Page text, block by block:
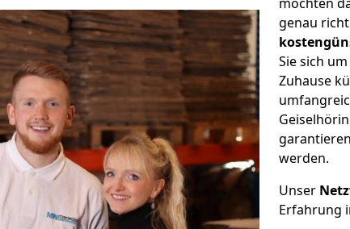
genau
Sie sich
Zuhause
werden.
Unser
Erfahrung